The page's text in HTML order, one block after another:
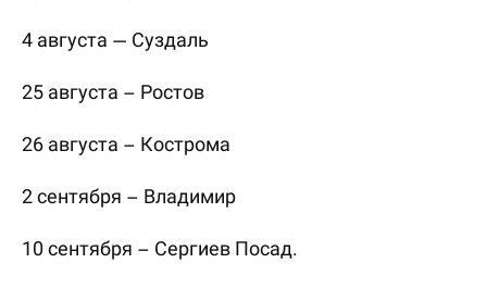
4 августа — Суздаль
25 августа – Ростов
26 августа – Кострома
2 сентября – Владимир
10 сентября – Сергиев Посад.